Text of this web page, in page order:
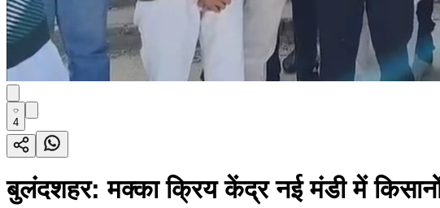
4
बुलंदशहर: मक्का क्रिय केंद्र नई मंडी में